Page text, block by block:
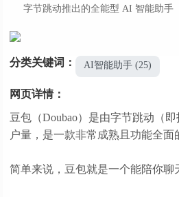
字节跳动推出的全能型 AI 智能助手
分类关键词： AI智能助手 (25)
网页详情：
豆包（Doubao）是由字节跳动（
户量，是一款非常成熟且功能全面
简单来说，豆包就是一个能陪你聊